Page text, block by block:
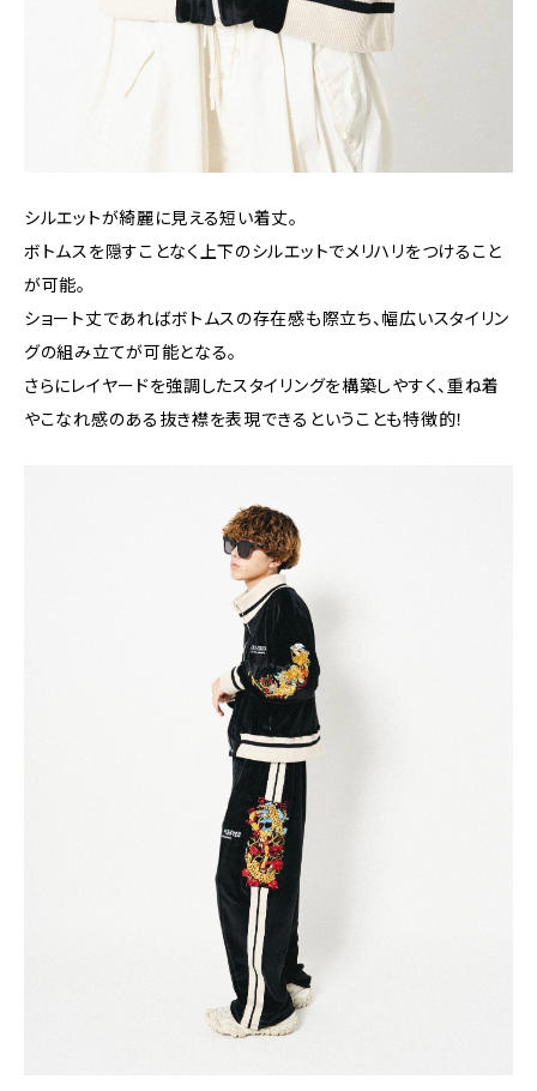
シルエットが綺麗に見える短い着丈。
ボトムスを隠すことなく上下のシルエットでメリハリをつけること
が可能。
ショート丈であればボトムスの存在感も際立ち、幅広いスタイリン
グの組み立てが可能となる。
さらにレイヤードを強調したスタイリングを構築しやすく、重ね着
やこなれ感のある抜き襟を表現できるということも特徴的！